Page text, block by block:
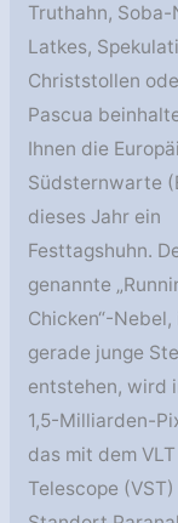
Truthahn, Soba-
Latkes,
Christstollen
Pascua
Ihnen die
Südsternwarte
dieses Jahr ein
Festtagshuhn.
genannte
Chicken“-Nebel,
gerade junge
entstehen, wird
1,5-Milliarden-
das mit dem
Telescope (VST)